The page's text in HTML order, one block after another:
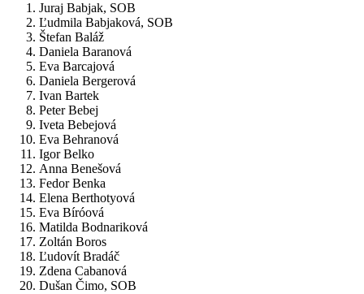
Juraj Babjak, SOB
Ľudmila Babjaková, SOB
Štefan Baláž
Daniela Baranová
Eva Barcajová
Daniela Bergerová
Ivan Bartek
Peter Bebej
Iveta Bebejová
Eva Behranová
Igor Belko
Anna Benešová
Fedor Benka
Elena Berthotyová
Eva Bíróová
Matilda Bodnariková
Zoltán Boros
Ľudovít Bradáč
Zdena Cabanová
Dušan Čimo, SOB